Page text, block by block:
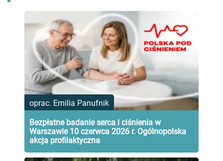
oprac. Emilia Panufnik
Bezpłatne badanie serca i ciśnienia w
Warszawie 10 czerwca 2026 r. Ogólnopolska
akcja profilaktyczna